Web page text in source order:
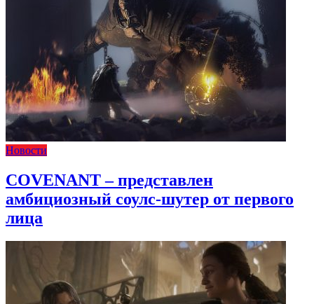
Новости
COVENANT – представлен
амбициозный соулс-шутер от первого
лица